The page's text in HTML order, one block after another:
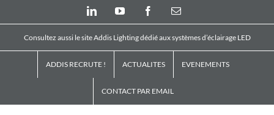
LinkedInYouTube FacebookEmail
Consultez aussi le site Addis Lighting dédié aux systèmes d’éclairage LED
ADDIS RECRUTE ! ACTUALITES EVENEMENTS
CONTACT PAR EMAIL